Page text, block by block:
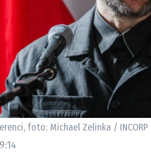
foto: Michael Zelinka / INCORP